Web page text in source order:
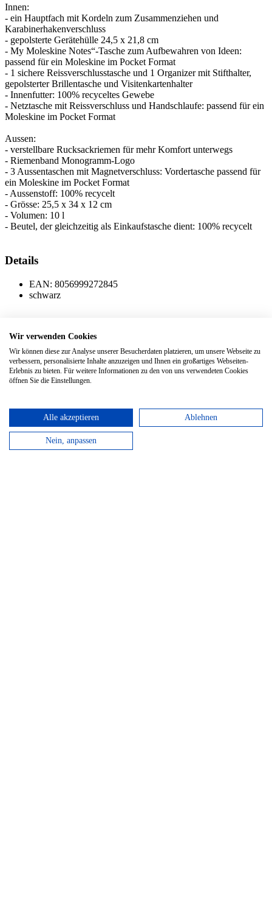
Innen:
- ein Hauptfach mit Kordeln zum Zusammenziehen und
Karabinerhakenverschluss
- gepolsterte Gerätehülle 24,5 x 21,8 cm
- My Moleskine Notes“-Tasche zum Aufbewahren von Ideen:
passend für ein Moleskine im Pocket Format
- 1 sichere Reissverschlusstasche und 1 Organizer mit Stifthalter,
gepolsterter Brillentasche und Visitenkartenhalter
- Innenfutter: 100% recyceltes Gewebe
- Netztasche mit Reissverschluss und Handschlaufe: passend für ein
Moleskine im Pocket Format
Aussen:
- verstellbare Rucksackriemen für mehr Komfort unterwegs
- Riemenband Monogramm-Logo
- 3 Aussentaschen mit Magnetverschluss: Vordertasche passend für
ein Moleskine im Pocket Format
- Aussenstoff: 100% recycelt
- Grösse: 25,5 x 34 x 12 cm
- Volumen: 10 l
- Beutel, der gleichzeitig als Einkaufstasche dient: 100% recycelt
Details
EAN: 8056999272845
schwarz
jetzt kaufen
Noch 16 Stück am Lager
Wir verwenden Cookies
Wir können diese zur Analyse unserer Besucherdaten platzieren, um unsere Webseite zu
verbessern, personalisierte Inhalte anzuzeigen und Ihnen ein großartiges Webseiten-
Erlebnis zu bieten. Für weitere Informationen zu den von uns verwendeten Cookies
öffnen Sie die Einstellungen.
Alle akzeptieren Ablehnen
Nein, anpassen